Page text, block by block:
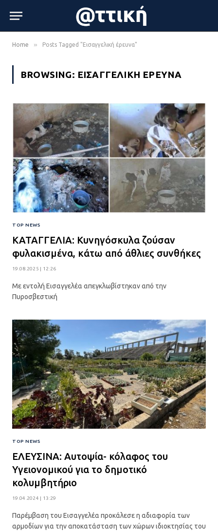
Home » Posts Tagged "Εισαγγελική έρευνα"
BROWSING: ΕΙΣΑΓΓΕΛΙΚΉ ΈΡΕΥΝΑ
TOP NEWS
ΚΑΤΑΓΓΕΛΙΑ: Kυνηγόσκυλα ζούσαν
φυλακισμένα, κάτω από άθλιες συνθήκες
19.08.2025 | 12:26
Με εντολή Εισαγγελέα απεγκλωβίστηκαν από την
Πυροσβεστική
TOP NEWS
ΕΛΕΥΣΙΝΑ: Αυτοψία- κόλαφος του
Υγειονομικού για το δημοτικό
κολυμβητήριο
19.04.2024 | 13:29
Παρέμβαση του Εισαγγελέα προκάλεσε η αδιαφορία των
αρμοδίων για την αποκατάσταση των χώρων ιδιοκτησίας του